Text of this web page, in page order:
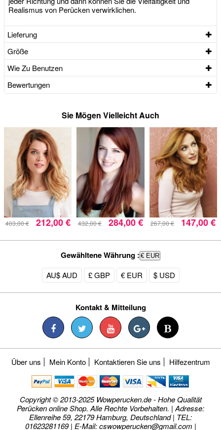
Realismus von Perücken verwirklichen.
Lieferung
Größe
Wie Zu Benutzen
Bewertungen
Sie Mögen Vielleicht Auch
403,00 € 212,00 € 432,00 € 284,00 € 267,00 € 147,00 €
Gewähltene Währung : € EUR
AU$ AUD £ GBP € EUR $ USD
Kontakt & Mitteilung
Über uns Mein Konto Kontaktieren Sie uns Hilfezentrum
Copyright © 2013-2025 Wowperucken.de - Hohe Qualität
Perücken online Shop. Alle Rechte Vorbehalten. | Adresse:
Ellenreihe 59, 22179 Hamburg, Deutschland | TEL:
01623281169 | E-Mail:cswowperucken@gmail.com |